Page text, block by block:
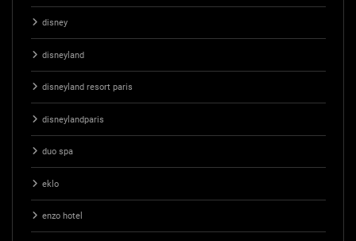
disney
disneyland
disneyland resort paris
disneylandparis
duo spa
eklo
enzo hotel